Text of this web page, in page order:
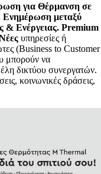
για Θέρμανση σε
Ενημέρωση μεταξύ
& Ενέργειας. Premium
υπηρεσίες ή
(Business to Customer
μπορούν να
δικτύου συνεργατών.
κοινωνικές δράσεις,